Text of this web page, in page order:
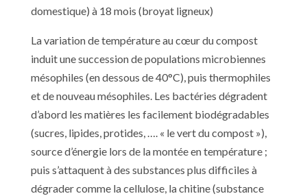
domestique) à 18 mois (broyat ligneux)
La variation de température au cœur du compost
induit une succession de populations microbiennes
mésophiles (en dessous de 40°C), puis thermophiles
et de nouveau mésophiles. Les bactéries dégradent
d’abord les matières les facilement biodégradables
(sucres, lipides, protides, …. « le vert du compost »),
source d’énergie lors de la montée en température ;
puis s’attaquent à des substances plus difficiles à
dégrader comme la cellulose, la chitine (substance